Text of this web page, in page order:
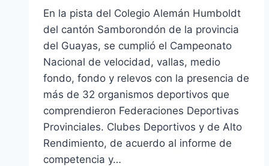
En la pista del Colegio Alemán Humboldt
del cantón Samborondón de la provincia
del Guayas, se cumplió el Campeonato
Nacional de velocidad, vallas, medio
fondo, fondo y relevos con la presencia de
más de 32 organismos deportivos que
comprendieron Federaciones Deportivas
Provinciales. Clubes Deportivos y de Alto
Rendimiento, de acuerdo al informe de
competencia y…